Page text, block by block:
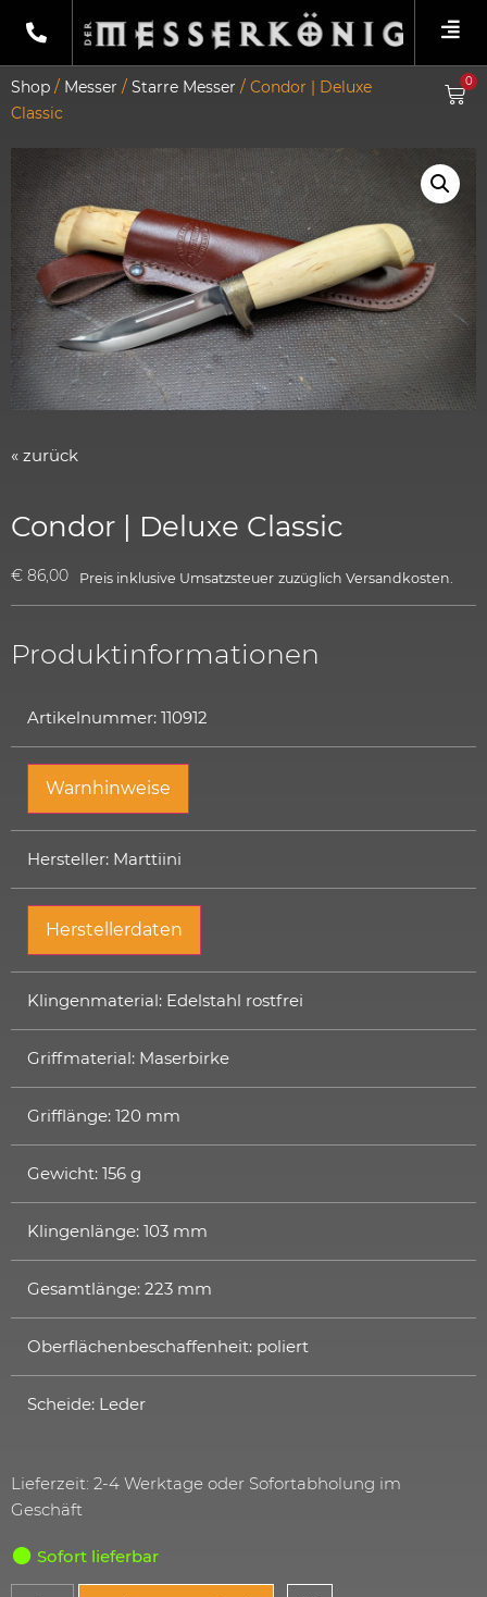
0
Shop / Messer / Starre Messer / Condor | Deluxe
Classic
« zurück
Condor | Deluxe Classic
€ 86,00 Preis inklusive Umsatzsteuer zuzüglich Versandkosten.
Produktinformationen
Artikelnummer: 110912
Warnhinweise
Hersteller: Marttiini
Herstellerdaten
Klingenmaterial: Edelstahl rostfrei
Griffmaterial: Maserbirke
Grifflänge: 120 mm
Gewicht: 156 g
Klingenlänge: 103 mm
Gesamtlänge: 223 mm
Oberflächenbeschaffenheit: poliert
Scheide: Leder
Lieferzeit: 2-4 Werktage oder Sofortabholung im
Geschäft
Sofort lieferbar